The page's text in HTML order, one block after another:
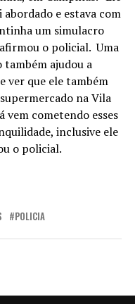
e estava com
um simulacro
o policial. Uma
também ajudou a
ver que ele também
na Vila
vem cometendo esses
inclusive ele
o policial.
POLICIA